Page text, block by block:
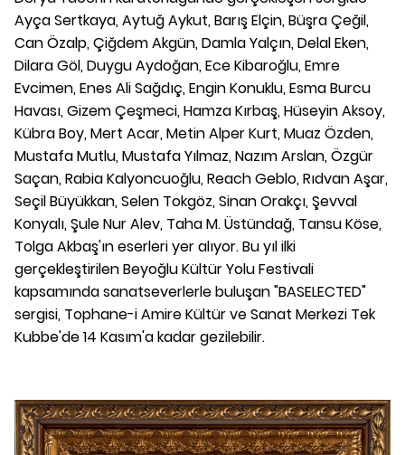
Ayça Sertkaya, Aytuğ Aykut, Barış Elçin, Büşra Çeğil,
Can Özalp, Çiğdem Akgün, Damla Yalçın, Delal Eken,
Dilara Göl, Duygu Aydoğan, Ece Kibaroğlu, Emre
Evcimen, Enes Ali Sağdıç, Engin Konuklu, Esma Burcu
Havası, Gizem Çeşmeci, Hamza Kırbaş, Hüseyin Aksoy,
Kübra Boy, Mert Acar, Metin Alper Kurt, Muaz Özden,
Mustafa Mutlu, Mustafa Yılmaz, Nazım Arslan, Özgür
Saçan, Rabia Kalyoncuoğlu, Reach Geblo, Rıdvan Aşar,
Seçil Büyükkan, Selen Tokgöz, Sinan Orakçı, Şevval
Konyalı, Şule Nur Alev, Taha M. Üstündağ, Tansu Köse,
Tolga Akbaş'ın eserleri yer alıyor. Bu yıl ilki
gerçekleştirilen Beyoğlu Kültür Yolu Festivali
kapsamında sanatseverlerle buluşan "BASELECTED"
sergisi, Tophane-i Amire Kültür ve Sanat Merkezi Tek
Kubbe'de 14 Kasım'a kadar gezilebilir.